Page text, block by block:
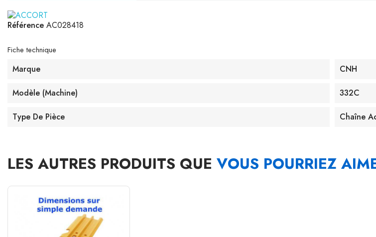
Référence AC028418
Fiche technique
Marque CNH
Modèle (machine) 332C
Type De Pièce Chaîne
LES AUTRES PRODUITS QUE VOUS POURRIEZ